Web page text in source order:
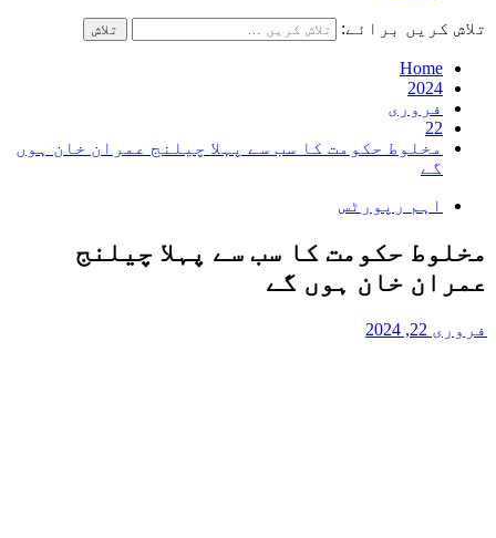
تلاش کریں برائے:
Home
2024
فروری
22
مخلوط حکومت کا سب سے پہلا چیلنج عمران خان ہوں
گے
اہم رپورٹس
مخلوط حکومت کا سب سے پہلا چیلنج
عمران خان ہوں گے
فروری 22, 2024